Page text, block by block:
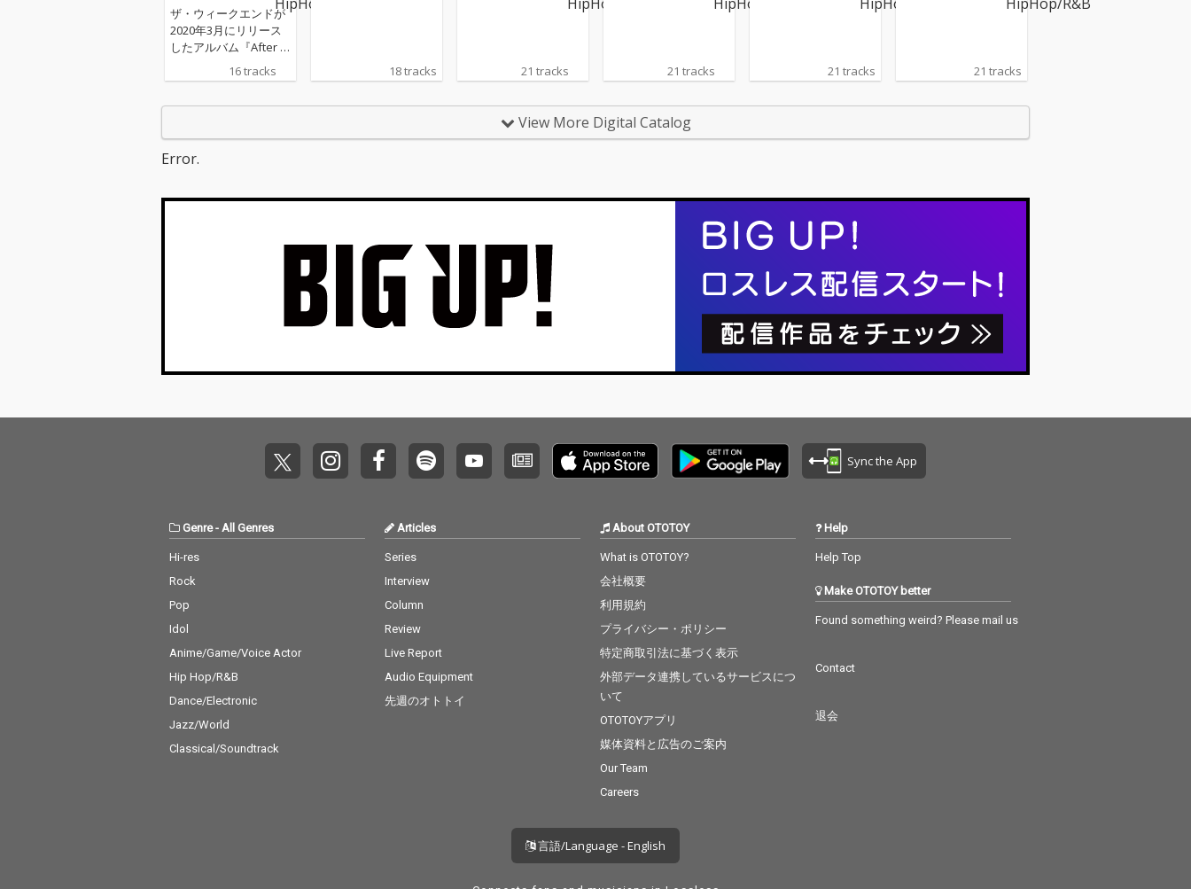
ザ・ウィークエンドが
2020年3月にリリース
したアルバム『After H
ours』から約2年ぶ
り、５作目となるアル
ー・ザ・クリエイタ
クインシー・ジョーン
豪華さはさることなが
16 tracks 18 tracks 21 tracks 21 tracks 21 tracks 21 tracks
View More Digital Catalog
Error.
Sync the App
Genre- All Genres
Hi-res
Rock
Pop
Idol
Anime/Game/Voice Actor
Hip Hop/R&B
Dance/Electronic
Jazz/World
Classical/Soundtrack
Articles
Series
Interview
Column
Review
Live Report
Audio Equipment
先週のオトトイ
About OTOTOY
What is OTOTOY?
会社概要
利用規約
プライバシー・ポリシー
特定商取引法に基づく表示
外部データ連携しているサービスにつ
いて
OTOTOYアプリ
媒体資料と広告のご案内
Our Team
Careers
Help
Help Top
Make OTOTOY better
Found something weird? Please mail us
Contact
退会
言語/Language - English